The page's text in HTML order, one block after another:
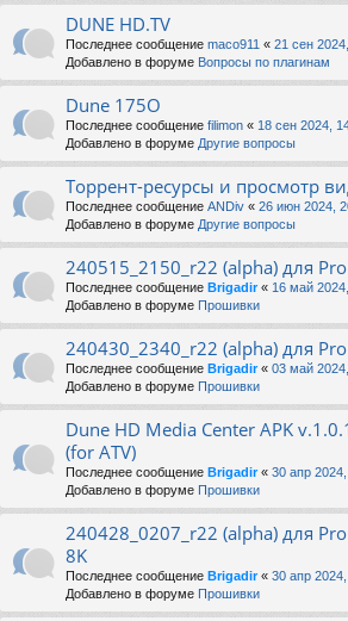
DUNE HD.TV
Последнее сообщение maco911 « 21 сен
Добавлено в форуме Вопросы по плагинам
Dune 175O
Последнее сообщение filimon « 18 сен 2024,
Добавлено в форуме Другие вопросы
Торрент-ресурсы и просмотр
Последнее сообщение ANDiv « 26 июн 2024,
Добавлено в форуме Другие вопросы
240515_2150_r22 (alpha) для
Последнее сообщение Brigadir« 16 май
Добавлено в форуме Прошивки
240430_2340_r22 (alpha) для
Последнее сообщение Brigadir« 03 май
Добавлено в форуме Прошивки
Dune HD Media Center APK
(for ATV)
Последнее сообщение Brigadir« 30 апр 2024,
Добавлено в форуме Прошивки
240428_0207_r22 (alpha) для
8K
Последнее сообщение Brigadir« 30 апр
Добавлено в форуме Прошивки